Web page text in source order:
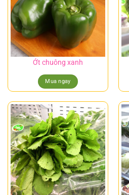
Ớt chuông xanh
Mua ngay